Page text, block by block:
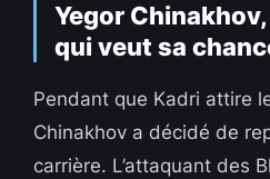
Yegor
qui veut sa
Pendant que Kadri attire
Chinakhov a décidé de
carrière. L’attaquant des